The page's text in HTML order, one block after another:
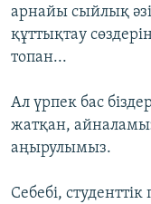
арнайы сыйлық
құттықтау
топан...
Ал үрпек бас
жатқан,
аңырулымыз.
Себебі,